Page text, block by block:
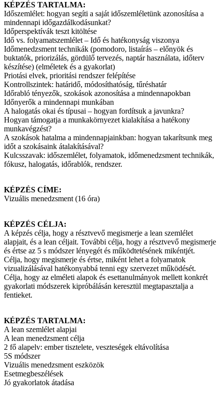
KÉPZÉS TARTALMA:
Időszemlélet: hogyan segíti a saját időszemléletünk azonosítása a
mindennapi időgazdálkodásunkat?
Időperspektívák teszt kitöltése
Idő vs. folyamatszemlélet – Idő és hatékonyság viszonya
Időmenedzsment technikák (pomodoro, listaírás – előnyök és
buktatók, priorizálás, gördülő tervezés, naptár használata, időterv
készítése) (elméletek és a gyakorlat)
Priotási elvek, prioritási rendszer felépítése
Kontrollszintek: határidő, módosíthatóság, tűréshatár
Időrabló tényezők, szokások azonosítása a mindennapokban
Időnyerők a mindennapi munkában
A halogatás okai és típusai – hogyan fordítsuk a javunkra?
Hogyan támogatja a munkakörnyezet kialakítása a hatékony
munkavégzést?
A szokások hatalma a mindennapjainkban: hogyan takarítsunk meg
időt a szokásaink átalakításával?
Kulcsszavak: időszemlélet, folyamatok, időmenedzsment technikák,
fókusz, halogatás, időrablók, rendszer.
KÉPZÉS CÍME:
Vizuális menedzsment (16 óra)
KÉPZÉS CÉLJA:
A képzés célja, hogy a résztvevő megismerje a lean szemlélet
alapjait, és a lean céljait. További célja, hogy a résztvevő megismerje
és értse az 5 s módszer lényegét és működtetésének mikéntjét.
Célja, hogy megismerje és értse, miként lehet a folyamatok
vizualizálásával hatékonyabbá tenni egy szervezet működését.
Célja, hogy az elméleti alapok és esettanulmányok mellett konkrét
gyakorlati módszerek kipróbálásán keresztül megtapasztalja a
fentieket.
KÉPZÉS TARTALMA:
A lean szemlélet alapjai
A lean menedzsment célja
2 fő alapelv: ember tisztelete, veszteségek eltávolítása
5S módszer
Vizuális menedzsment eszközök
Esetmegbeszélések
Jó gyakorlatok átadása